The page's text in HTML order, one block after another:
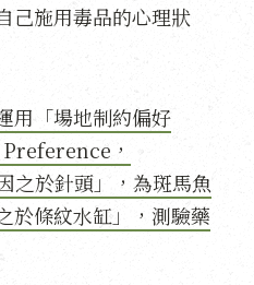
己施用毒品的心理狀
用「場地制約偏好
，
之於針頭」，為斑馬魚
於條紋水缸」，測驗藥